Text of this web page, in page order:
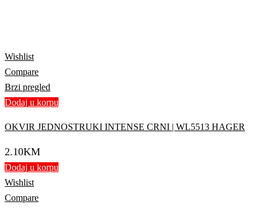
Wishlist
Compare
Brzi pregled
Dodaj u korpu
OKVIR JEDNOSTRUKI INTENSE CRNI | WL5513 HAGER
2.10KM
Dodaj u korpu
Wishlist
Compare